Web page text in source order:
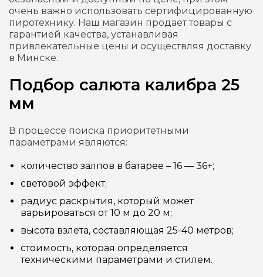
очень важно использовать сертифицированную
пиротехнику. Наш магазин продает товары с
гарантией качества, устанавливая
привлекательные цены и осуществляя доставку
в Минске.
Подбор салюта калибра 25
мм
В процессе поиска приоритетными
параметрами являются:
количество залпов в батарее – 16 — 36+;
световой эффект;
радиус раскрытия, который может
варьироваться от 10 м до 20 м;
высота взлета, составляющая 25-40 метров;
стоимость, которая определяется
техническими параметрами и стилем.